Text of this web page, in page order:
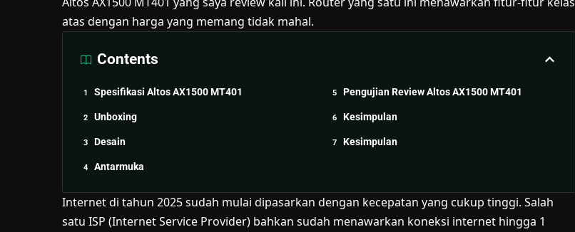
atas dengan harga yang memang tidak mahal.
Contents
Spesifikasi Altos AX1500 MT401
Unboxing
Desain
Antarmuka
Pengujian Review Altos AX1500 MT401
Kesimpulan
Kesimpulan
Internet di tahun 2025 sudah mulai dipasarkan dengan kecepatan yang cukup tinggi. Salah
satu ISP (Internet Service Provider) bahkan sudah menawarkan koneksi internet hingga 1